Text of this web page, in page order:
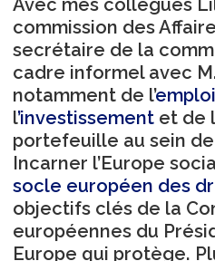
Avec mes collègues
commission des
secrétaire de la
cadre informel avec
notamment de l’emploi
l’investissement et de
portefeuille au sein
Incarner l’Europe
socle européen des
objectifs clés de la
européennes du
Europe qui protège.